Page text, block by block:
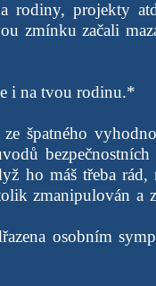
rodiny, projekty
zmínku začali
i na tvou rodinu.*
špatného
ho máš třeba
zmanipulován a
osobním